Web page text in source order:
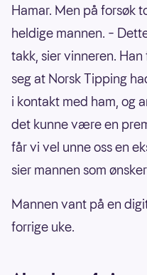
Hamar. Men på forsøk
heldige mannen. –
takk, sier vinneren.
seg at Norsk Tipping
i kontakt med ham, og
det kunne være en
får vi vel unne oss en
sier mannen som
Mannen vant på en
forrige uke.